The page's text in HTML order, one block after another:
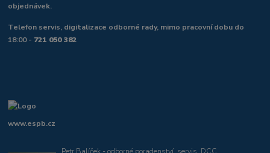
objednávek.
Telefon servis, digitalizace odborné rady, mimo pracovní dobu do
18:00 - 721 050 382
www.espb.cz
Petr Balíček - odborné poradenství, servis, DCC